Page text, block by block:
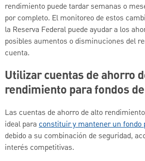
rendimiento puede tardar semanas o
por completo. El monitoreo de estos
la Reserva Federal puede ayudar a los
posibles aumentos o disminuciones del
cuenta.
Utilizar cuentas de ahorro
rendimiento para fondos
Las cuentas de ahorro de alto
ideal para constituir y mantener un fondo
debido a su combinación de seguridad,
interés competitivas.